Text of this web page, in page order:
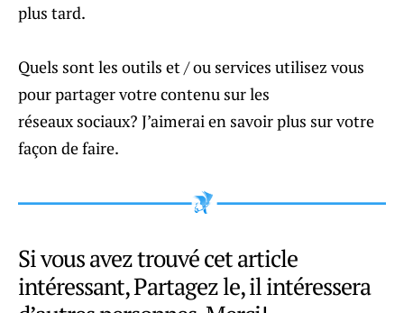
plus tard.
Quels sont les outils et / ou services utilisez vous
pour partager votre contenu sur les
réseaux sociaux? J’aimerai en savoir plus sur votre
façon de faire.
Si vous avez trouvé cet article
intéressant, Partagez le, il intéressera